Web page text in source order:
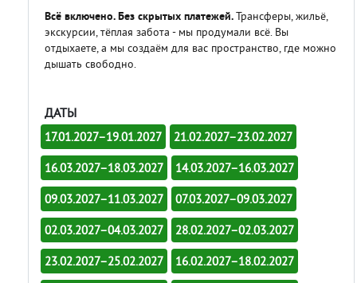
Всё включено. Без скрытых платежей.Трансферы, жильё,
экскурсии, тёплая забота - мы продумали всё. Вы
отдыхаете, а мы создаём для вас пространство, где можно
дышать свободно.
ДАТЫ
17.01.2027–19.01.2027 21.02.2027–23.02.2027
16.03.2027–18.03.2027 14.03.2027–16.03.2027
09.03.2027–11.03.2027 07.03.2027–09.03.2027
02.03.2027–04.03.2027 28.02.2027–02.03.2027
23.02.2027–25.02.2027 16.02.2027–18.02.2027